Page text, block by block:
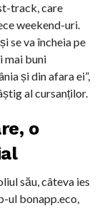
track, care
weekend-uri.
se va încheia pe
mai buni
și din afara ei”,
al cursanților.
o
său, câteva ies
ul bonapp.eco,